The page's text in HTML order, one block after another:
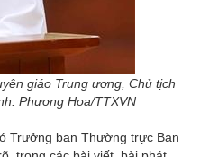
giáo Trung ương, Chủ tịch
Phương Hoa/TTXVN
Trưởng ban Thường trực Ban